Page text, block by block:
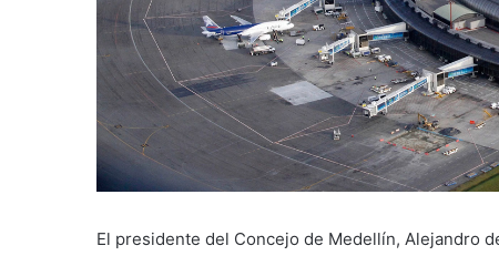
El presidente del Concejo de Medellín, Alejandro